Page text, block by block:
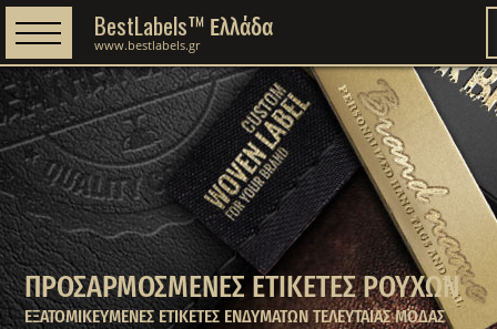
ΠΡΟΣΑΡΜΟΣΜΕΝΕΣ ΕΤΙΚΕΤΕΣ ΡΟΥΧΩΝ
ΕΞΑΤΟΜΙΚΕΥΜΕΝΕΣ ΕΤΙΚΕΤΕΣ ΕΝΔΥΜΑΤΩΝ ΤΕΛΕΥΤΑΙΑΣ ΜΟΔΑΣ
BestLabels™ Ελλάδα
www.bestlabels.gr